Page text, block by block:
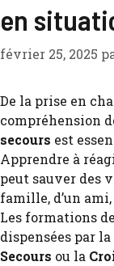
en
février 25, 2025
De la prise en
compréhension
secours est
Apprendre à
peut sauver des
famille, d’un
Les formations de
dispensées par la
Secours ou la